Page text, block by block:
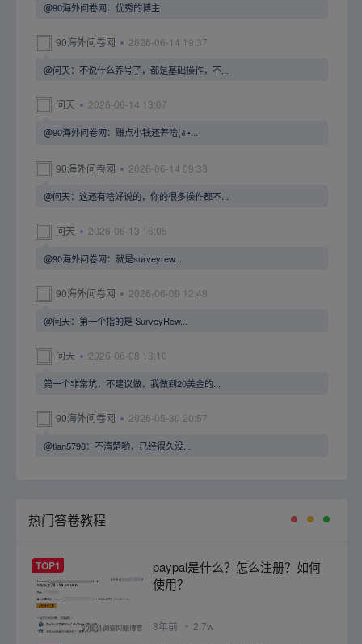
@90海外问卷网：优秀的博主.
90海外问卷网 2026-06-14 19:37
@问天：不说什么养号了，都是基础操作，不...
问天 2026-06-14 13:07
@90海外问卷网：赚点小钱还养啥(ง •...
90海外问卷网 2026-06-14 09:33
@问天：这还有啥好说的，你的很多操作都不...
问天 2026-06-13 16:05
@90海外问卷网：就是surveyrew...
90海外问卷网 2026-06-09 12:48
@问天：第一个指的是 SurveyRew...
问天 2026-06-08 13:10
第一个非常坑，不建议做，我做到20美金的...
90海外问卷网 2026-05-30 20:57
@tian5798：不清楚哟，已经很久没...
热门答卷教程
TOP1
paypal是什么？怎么注册？如何
使用？
8年前 2.7w